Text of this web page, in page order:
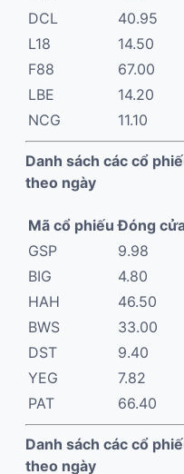
DCL
40.95
L18
14.50
F88
67.00
LBE
14.20
NCG
11.10
Danh sách các cổ
theo ngày
Mã cổ phiếu Đóng
GSP
9.98
BIG
4.80
HAH
46.50
BWS
33.00
DST
9.40
YEG
7.82
PAT
66.40
Danh sách các cổ
theo ngày